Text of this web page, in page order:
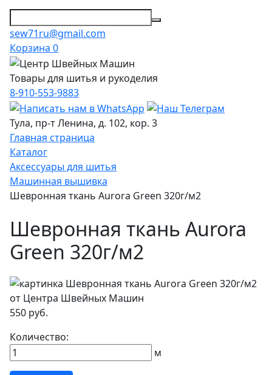
sew71ru@gmail.com
Корзина 0
Товары для шитья и рукоделия
8-910-553-9883
Тула, пр-т Ленина, д. 102, кор. 3
Главная страница
Каталог
Аксессуары для шитья
Машинная вышивка
Шевронная ткань Aurora Green 320г/м2
Шевронная ткань Aurora
Green 320г/м2
550 руб.
Количество:
м